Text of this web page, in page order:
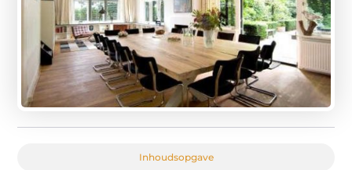
Inhoudsopgave